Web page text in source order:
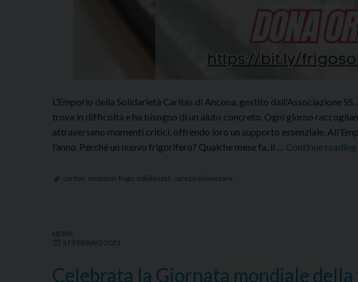
L’Emporio della Solidarietà Caritas di Ancona, gestito dall’Associazione
trova in difficoltà e ha bisogno di un aiuto concreto. Ogni giorno
attraversano momenti critici, offrendo loro un supporto essenziale.
l’anno. Perché un nuovo frigorifero? Qualche mese fa, il … Continue reading
caritas emporio frigo solidarietà spreco alimentare
NEWS
3 FEBBRAIO 2021
Celebrata la Giornata mondiale